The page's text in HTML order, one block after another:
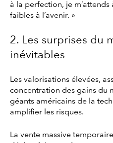
à la perfection, je
faibles à l’avenir. »
2. Les surprises du
inévitables
Les valorisations élevées,
concentration des gains du
géants américains de la
amplifier les risques.
La vente massive